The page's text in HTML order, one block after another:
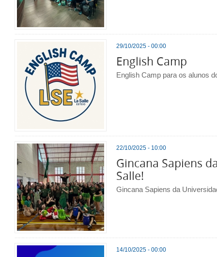
29/10/2025 - 00:00
English Camp
English Camp para os alunos
22/10/2025 - 10:00
Gincana Sapiens
Salle!
Gincana Sapiens da
14/10/2025 - 00:00